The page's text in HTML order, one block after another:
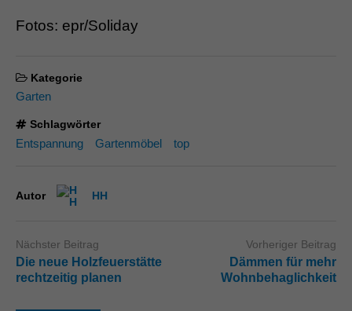
Fotos: epr/Soliday
Kategorie
Garten
Schlagwörter
Entspannung Gartenmöbel top
Autor HH
Nächster Beitrag
Die neue Holzfeuerstätte
rechtzeitig planen
Vorheriger Beitrag
Dämmen für mehr
Wohnbehaglichkeit